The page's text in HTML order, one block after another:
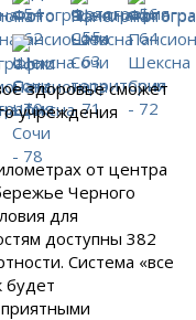
здоровье сможет
учреждения
от центра
Черного
для
доступны 382
Система «все
будет